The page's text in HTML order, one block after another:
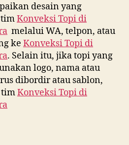
desain yang
Konveksi Topi di
melalui WA, telpon, atau
ke Konveksi Topi di
. Selain itu, jika topi yang
logo, nama atau
dibordir atau sablon,
timKonveksi Topi di